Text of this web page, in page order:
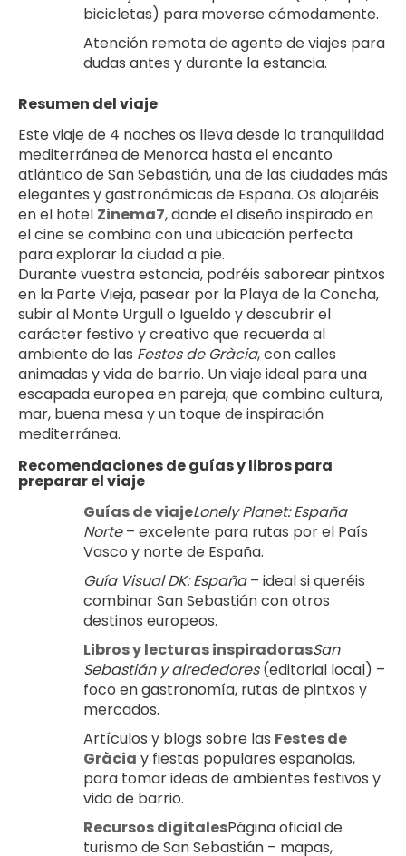
bicicletas) para moverse cómodamente.
Atención remota de agente de viajes para
dudas antes y durante la estancia.
Resumen del viaje
Este viaje de 4 noches os lleva desde la tranquilidad
mediterránea de Menorca hasta el encanto
atlántico de San Sebastián, una de las ciudades más
elegantes y gastronómicas de España. Os alojaréis
en el hotel Zinema7, donde el diseño inspirado en
el cine se combina con una ubicación perfecta
para explorar la ciudad a pie.
Durante vuestra estancia, podréis saborear pintxos
en la Parte Vieja, pasear por la Playa de la Concha,
subir al Monte Urgull o Igueldo y descubrir el
carácter festivo y creativo que recuerda al
ambiente de las Festes de Gràcia, con calles
animadas y vida de barrio. Un viaje ideal para una
escapada europea en pareja, que combina cultura,
mar, buena mesa y un toque de inspiración
mediterránea.
Recomendaciones de guías y libros para
preparar el viaje
Guías de viajeLonely Planet: España
Norte – excelente para rutas por el País
Vasco y norte de España.
Guía Visual DK: España – ideal si queréis
combinar San Sebastián con otros
destinos europeos.
Libros y lecturas inspiradorasSan
Sebastián y alrededores (editorial local) –
foco en gastronomía, rutas de pintxos y
mercados.
Artículos y blogs sobre las Festes de
Gràcia y fiestas populares españolas,
para tomar ideas de ambientes festivos y
vida de barrio.
Recursos digitalesPágina oficial de
turismo de San Sebastián – mapas,